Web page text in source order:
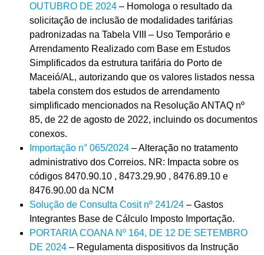
OUTUBRO DE 2024 – Homologa o resultado da
solicitação de inclusão de modalidades tarifárias
padronizadas na Tabela VIII – Uso Temporário e
Arrendamento Realizado com Base em Estudos
Simplificados da estrutura tarifária do Porto de
Maceió/AL, autorizando que os valores listados nessa
tabela constem dos estudos de arrendamento
simplificado mencionados na Resolução ANTAQ nº
85, de 22 de agosto de 2022, incluindo os documentos
conexos.
Importação n° 065/2024 – Alteração no tratamento
administrativo dos Correios. NR: Impacta sobre os
códigos 8470.90.10 , 8473.29.90 , 8476.89.10 e
8476.90.00 da NCM
Solução de Consulta Cosit nº 241/24 – Gastos
Integrantes Base de Cálculo Imposto Importação.
PORTARIA COANA Nº 164, DE 12 DE SETEMBRO
DE 2024 – Regulamenta dispositivos da Instrução